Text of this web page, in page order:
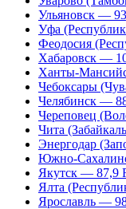
Ульяновск —
Уфа
Феодосия
Хабаровск —
Ханты-
Чебоксары
Челябинск —
Череповец
Чита
Энергодар
Южно-
Якутск — 87,9
Ялта
Ярославль —